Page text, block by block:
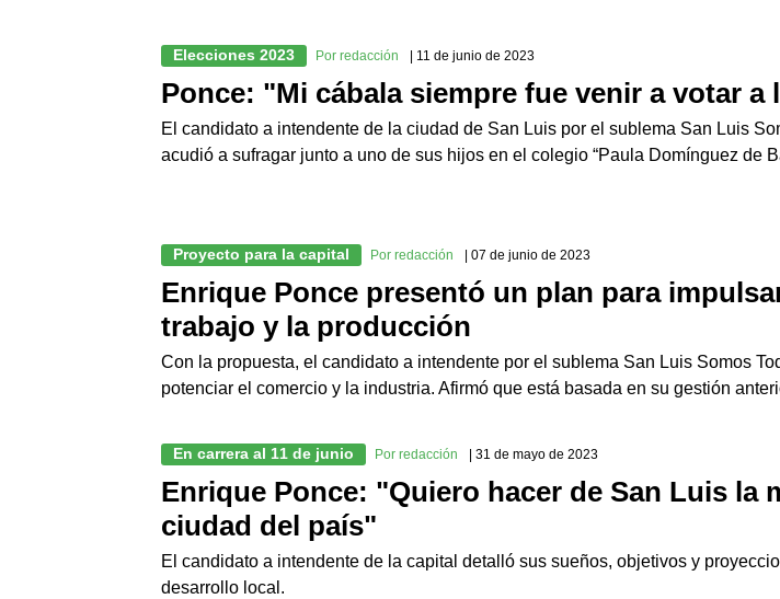
Elecciones 2023 Por redacción | 11 de junio de 2023
Ponce: "Mi cábala siempre fue venir a votar a
El candidato a intendente de la ciudad de San Luis por el sublema San Luis
acudió a sufragar junto a uno de sus hijos en el colegio “Paula Domínguez de
Proyecto para la capital Por redacción | 07 de junio de 2023
Enrique Ponce presentó un plan para
trabajo y la producción
Con la propuesta, el candidato a intendente por el sublema San Luis Somos
potenciar el comercio y la industria. Afirmó que está basada en su gestión
En carrera al 11 de junio Por redacción | 31 de mayo de 2023
Enrique Ponce: "Quiero hacer de San Luis la
ciudad del país"
El candidato a intendente de la capital detalló sus sueños, objetivos y
desarrollo local.